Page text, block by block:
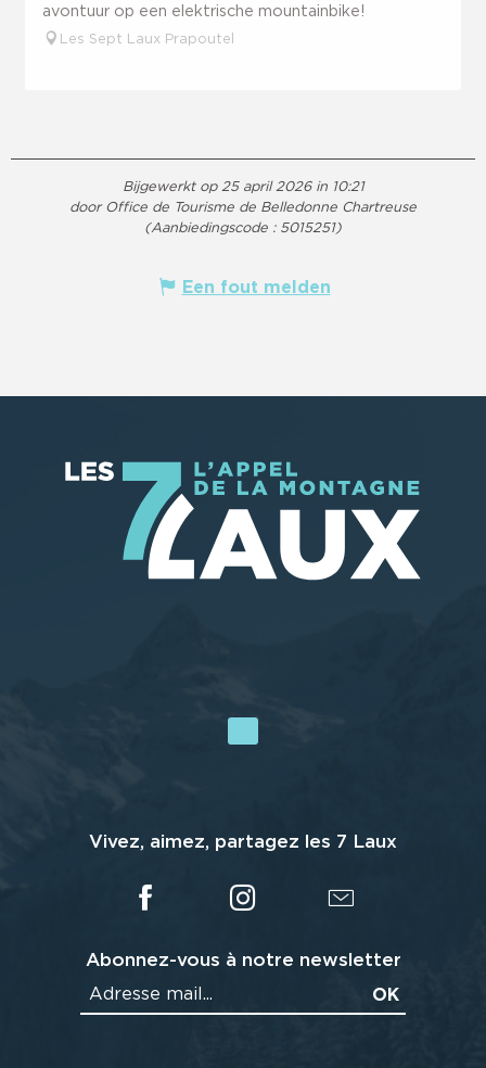
avontuur op een elektrische mountainbike!
Les Sept Laux Prapoutel
Bijgewerkt op 25 april 2026 in 10:21
door Office de Tourisme de Belledonne Chartreuse
(Aanbiedingscode : 5015251)
Een fout melden
Vivez, aimez, partagez les 7 Laux
Abonnez-vous à notre newsletter